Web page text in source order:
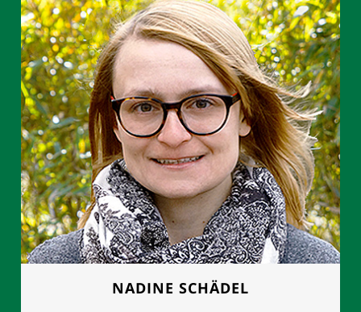
Geschäftsleitung
0177 - 8892614
NADINE SCHÄDEL